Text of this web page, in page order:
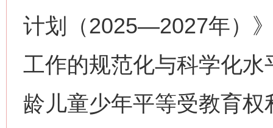
计划（2025—2027年）
工作的规范化与科学化
龄儿童少年平等受教育